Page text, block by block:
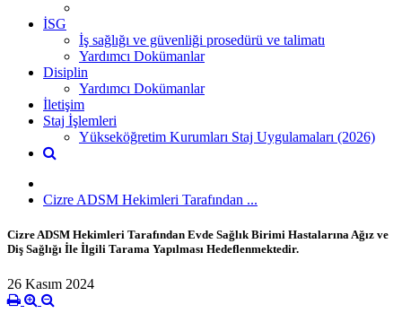
İSG
İş sağlığı ve güvenliği prosedürü ve talimatı
Yardımcı Dokümanlar
Disiplin
Yardımcı Dokümanlar
İletişim
Staj İşlemleri
Yükseköğretim Kurumları Staj Uygulamaları (2026)
Cizre ADSM Hekimleri Tarafından ...
Cizre ADSM Hekimleri Tarafından Evde Sağlık Birimi Hastalarına Ağız ve
Diş Sağlığı İle İlgili Tarama Yapılması Hedeflenmektedir.
26 Kasım 2024